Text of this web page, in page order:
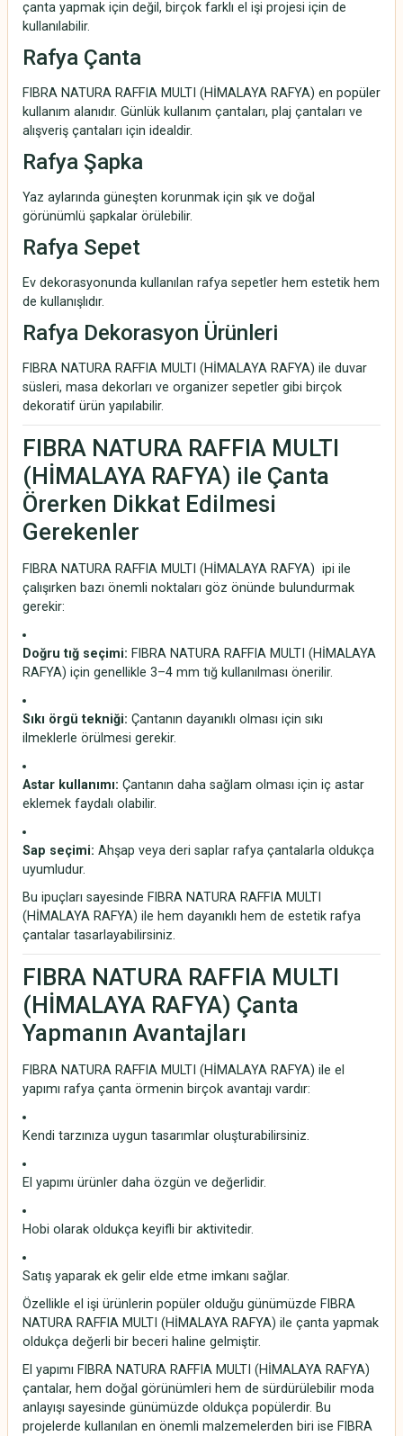
çanta yapmak için değil, birçok farklı el işi projesi için de
kullanılabilir.
Rafya Çanta
FIBRA NATURA RAFFIA MULTI (HİMALAYA RAFYA) en popüler
kullanım alanıdır. Günlük kullanım çantaları, plaj çantaları ve
alışveriş çantaları için idealdir.
Rafya Şapka
Yaz aylarında güneşten korunmak için şık ve doğal
görünümlü şapkalar örülebilir.
Rafya Sepet
Ev dekorasyonunda kullanılan rafya sepetler hem estetik hem
de kullanışlıdır.
Rafya Dekorasyon Ürünleri
FIBRA NATURA RAFFIA MULTI (HİMALAYA RAFYA) ile duvar
süsleri, masa dekorları ve organizer sepetler gibi birçok
dekoratif ürün yapılabilir.
FIBRA NATURA RAFFIA MULTI
(HİMALAYA RAFYA) ile Çanta
Örerken Dikkat Edilmesi
Gerekenler
FIBRA NATURA RAFFIA MULTI (HİMALAYA RAFYA) ipi ile
çalışırken bazı önemli noktaları göz önünde bulundurmak
gerekir:
Doğru tığ seçimi: FIBRA NATURA RAFFIA MULTI (HİMALAYA
RAFYA) için genellikle 3–4 mm tığ kullanılması önerilir.
Sıkı örgü tekniği: Çantanın dayanıklı olması için sıkı
ilmeklerle örülmesi gerekir.
Astar kullanımı: Çantanın daha sağlam olması için iç astar
eklemek faydalı olabilir.
Sap seçimi: Ahşap veya deri saplar rafya çantalarla oldukça
uyumludur.
Bu ipuçları sayesinde FIBRA NATURA RAFFIA MULTI
(HİMALAYA RAFYA) ile hem dayanıklı hem de estetik rafya
çantalar tasarlayabilirsiniz.
FIBRA NATURA RAFFIA MULTI
(HİMALAYA RAFYA) Çanta
Yapmanın Avantajları
FIBRA NATURA RAFFIA MULTI (HİMALAYA RAFYA) ile el
yapımı rafya çanta örmenin birçok avantajı vardır:
Kendi tarzınıza uygun tasarımlar oluşturabilirsiniz.
El yapımı ürünler daha özgün ve değerlidir.
Hobi olarak oldukça keyifli bir aktivitedir.
Satış yaparak ek gelir elde etme imkanı sağlar.
Özellikle el işi ürünlerin popüler olduğu günümüzde FIBRA
NATURA RAFFIA MULTI (HİMALAYA RAFYA) ile çanta yapmak
oldukça değerli bir beceri haline gelmiştir.
El yapımı FIBRA NATURA RAFFIA MULTI (HİMALAYA RAFYA)
çantalar, hem doğal görünümleri hem de sürdürülebilir moda
anlayışı sayesinde günümüzde oldukça popülerdir. Bu
projelerde kullanılan en önemli malzemelerden biri ise FIBRA